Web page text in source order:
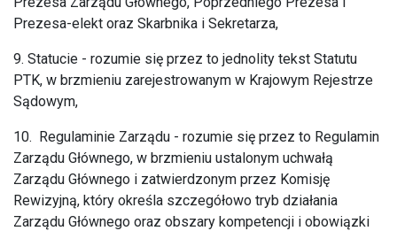
Prezesa-elekt oraz Skarbnika i Sekretarza,
9. Statucie - rozumie się przez to jednolity tekst Statutu
PTK, w brzmieniu zarejestrowanym w Krajowym Rejestrze
Sądowym,
10. Regulaminie Zarządu - rozumie się przez to Regulamin
Zarządu Głównego, w brzmieniu ustalonym uchwałą
Zarządu Głównego i zatwierdzonym przez Komisję
Rewizyjną, który określa szczegółowo tryb działania
Zarządu Głównego oraz obszary kompetencji i obowiązki